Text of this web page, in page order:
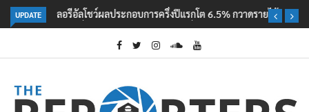
UPDATE
ลอรีอัลโชว์ผลประกอบการครึ่งปีแรกโต 6.5% กวาดรายได้ 2.3 หมื่นล้านยูโร
คว้าไลเซนส์ ‘กุชชี่’ 50 ปี พร้อมส่ง 4 แบรนด์ใหม่บุกตลาดไทย